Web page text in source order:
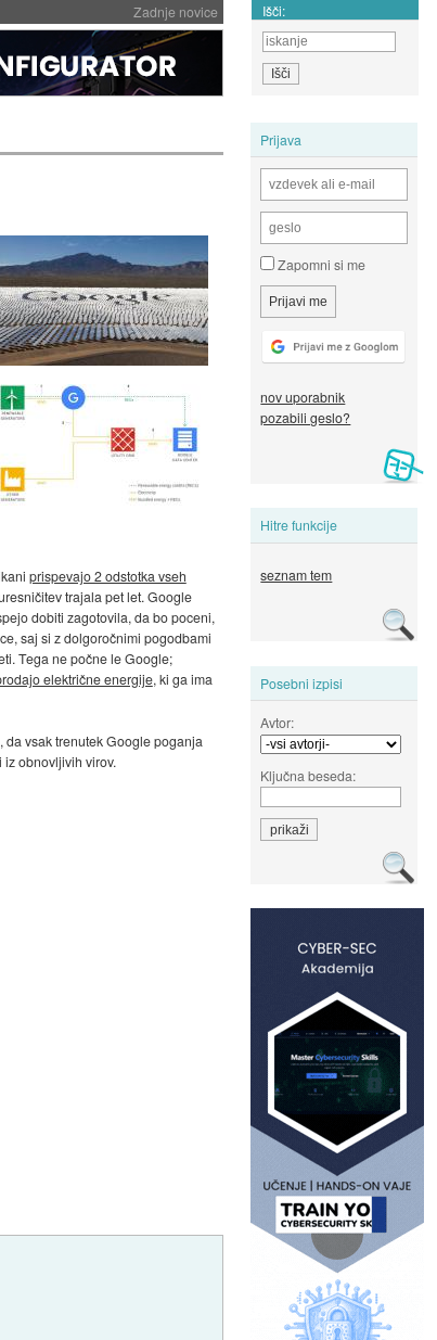
Zadnje novice Išči:
Prijava
Zapomni si me
nov uporabnik
pozabili geslo?
Hitre funkcije
seznam tem
Posebni izpisi
Avtor:
Ključna beseda:
prispevajo 2 odstotka vseh
trajala pet let. Google
dobiti zagotovila, da bo poceni,
saj si z dolgoročnimi pogodbami
Tega ne počne le Google;
električne energije, ki ga ima
, da vsak trenutek Google poganja
obnovljivih virov.